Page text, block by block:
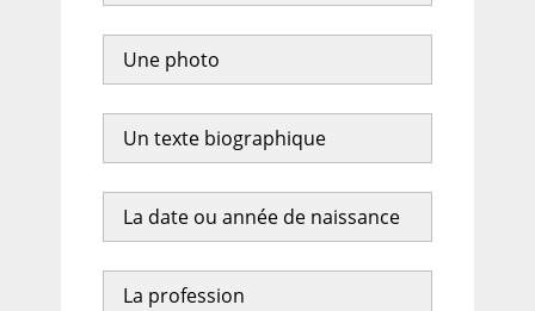
Une photo
Un texte biographique
La date ou année de naissance
La profession